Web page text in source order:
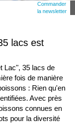
Commander
la newsletter
lacs est
Lac", 35 lacs de
fois de manière
: Rien qu'en
Avec près
connues en
pour la diversité